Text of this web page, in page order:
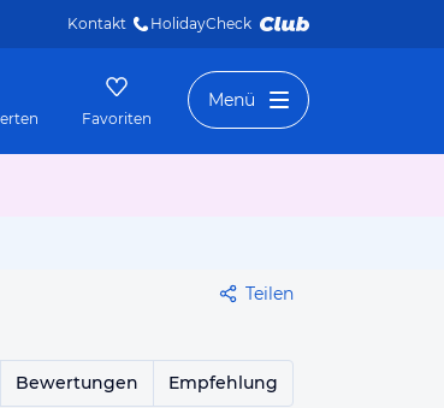
Kontakt HolidayCheck
Favoriten
Menü
Teilen
Bewertungen Empfehlung